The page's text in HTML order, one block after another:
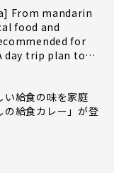
From mandarin
food and
for
day trip plan to
い給食の味を家庭
の給食カレー」が登